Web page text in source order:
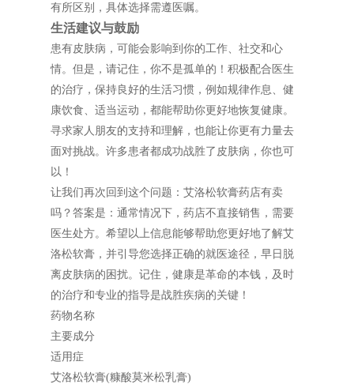
有所区别，具体选择需遵医嘱。
生活建议与鼓励
患有皮肤病，可能会影响到你的工作、社交和心
情。但是，请记住，你不是孤单的！积极配合医生
的治疗，保持良好的生活习惯，例如规律作息、健
康饮食、适当运动，都能帮助你更好地恢复健康。
寻求家人朋友的支持和理解，也能让你更有力量去
面对挑战。许多患者都成功战胜了皮肤病，你也可
以！
让我们再次回到这个问题：艾洛松软膏药店有卖
吗？答案是：通常情况下，药店不直接销售，需要
医生处方。希望以上信息能够帮助您更好地了解艾
洛松软膏，并引导您选择正确的就医途径，早日脱
离皮肤病的困扰。记住，健康是革命的本钱，及时
的治疗和专业的指导是战胜疾病的关键！
药物名称
主要成分
适用症
艾洛松软膏(糠酸莫米松乳膏)